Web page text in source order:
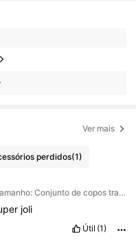
Ver mais
perdidos(1)
Cor: Multicolorido / Tamanho: Conjunto de copos transparentes (4 copos + 4 canudos + 1 escova de limpeza)
joli
Útil (1)